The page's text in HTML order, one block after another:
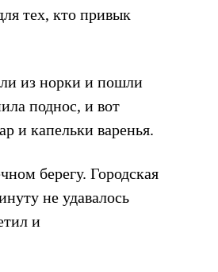
тех, кто привык
из норки и пошли
поднос, и вот
и капельки варенья.
берегу. Городская
не удавалось
и